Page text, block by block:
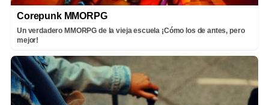
Corepunk MMORPG
Un verdadero MMORPG de la vieja escuela ¡Cómo los de antes, pero
mejor!